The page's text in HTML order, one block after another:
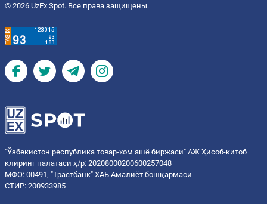
© 2026 UzEx Spot. Все права защищены.
"Ўзбекистон республика товар-хом ашё биржаси" АЖ Ҳисоб-китоб
клиринг палатаси ҳ/р: 20208000200600257048
МФО: 00491, "Трастбанк" ХАБ Амалиёт бошқармаси
СТИР: 200933985